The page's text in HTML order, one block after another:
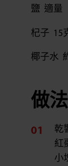
鹽 適量
杞子 15
椰子水
做法
乾
紅
小